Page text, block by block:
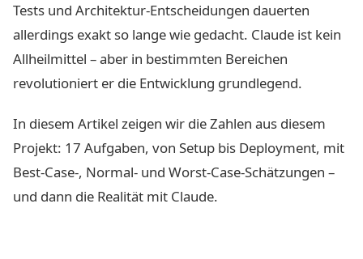
Tests und Architektur-Entscheidungen dauerten
allerdings exakt so lange wie gedacht. Claude ist kein
Allheilmittel – aber in bestimmten Bereichen
revolutioniert er die Entwicklung grundlegend.
In diesem Artikel zeigen wir die Zahlen aus diesem
Projekt: 17 Aufgaben, von Setup bis Deployment, mit
Best-Case-, Normal- und Worst-Case-Schätzungen –
und dann die Realität mit Claude.